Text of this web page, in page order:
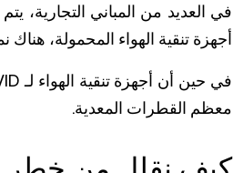
في العديد من المباني التجارية،
أجهزة تنقية الهواء المحمولة،
معظم القطرات المعدية.